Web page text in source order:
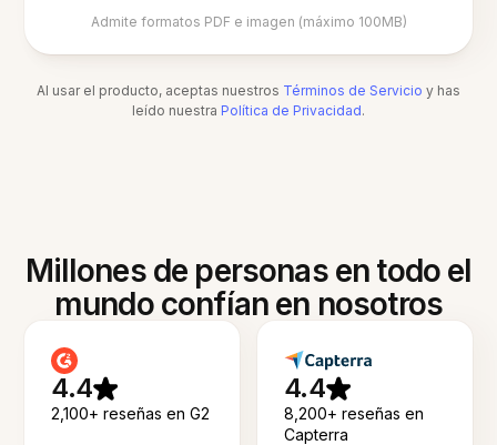
Admite formatos PDF e imagen (máximo 100MB)
Al usar el producto, aceptas nuestros Términos de Servicio y has
leído nuestra Política de Privacidad.
Millones de personas en todo el
mundo confían en nosotros
4.4
2,100+ reseñas en G2
4.4
8,200+ reseñas en
Capterra